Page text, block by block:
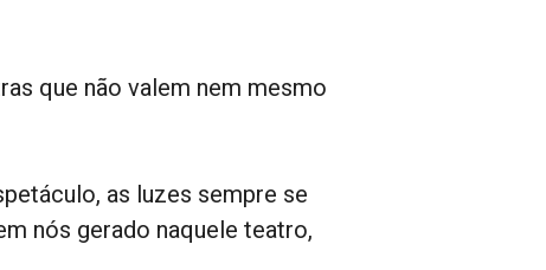
que não valem nem mesmo
as luzes sempre se
nós gerado naquele teatro,